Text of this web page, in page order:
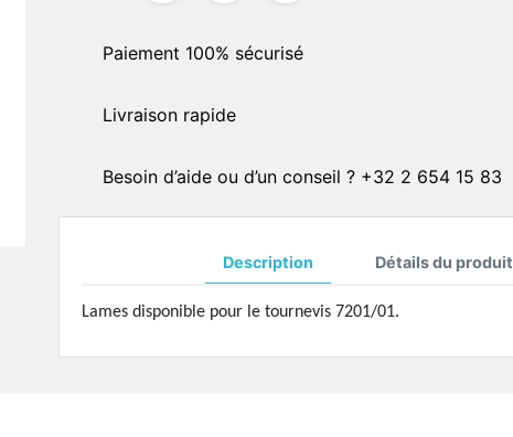
Présentoirs
Pierres
Colles
Boites en plastique
Paiement 100% sécurisé
Livraison rapide
Besoin d’aide ou d’un conseil ? +32 2 654 15 83
Description Détails du produit
Lames disponible pour le tournevis 7201/01.